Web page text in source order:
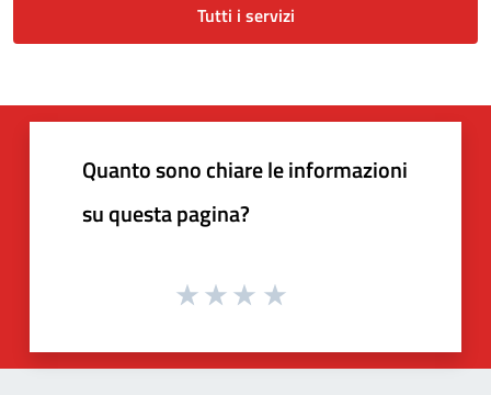
Tutti i servizi
Quanto sono chiare le informazioni
su questa pagina?